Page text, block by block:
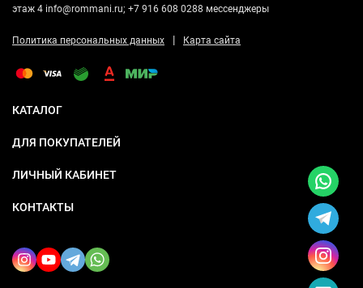
этаж 4 info@rommani.ru; +7 916 608 0288 мессенджеры
Политика персональных данных | Карта сайта
КАТАЛОГ
ДЛЯ ПОКУПАТЕЛЕЙ
ЛИЧНЫЙ КАБИНЕТ
КОНТАКТЫ